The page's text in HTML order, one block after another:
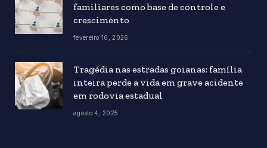
familiares como base de controle e
crescimento
fevereiro 16, 2026
Tragédia nas estradas goianas: família
inteira perde a vida em grave acidente
em rodovia estadual
agosto 4, 2025